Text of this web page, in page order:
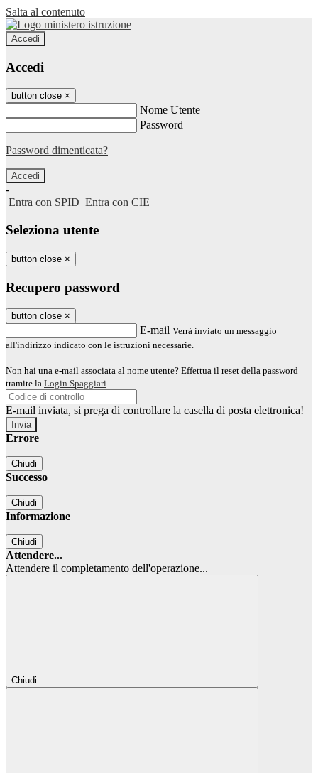
Salta al contenuto
Accedi
Accedi
button close ×
Nome Utente
Password
Password dimenticata?
-
Entra con SPID Entra con CIE
Seleziona utente
button close ×
Recupero password
button close ×
E-mail Verrà inviato un messaggio
all'indirizzo indicato con le istruzioni necessarie.
Non hai una e-mail associata al nome utente? Effettua il reset della password
tramite la Login Spaggiari
E-mail inviata, si prega di controllare la casella di posta elettronica!
Errore
Chiudi
Successo
Chiudi
Informazione
Chiudi
Attendere...
Attendere il completamento dell'operazione...
Chiudi